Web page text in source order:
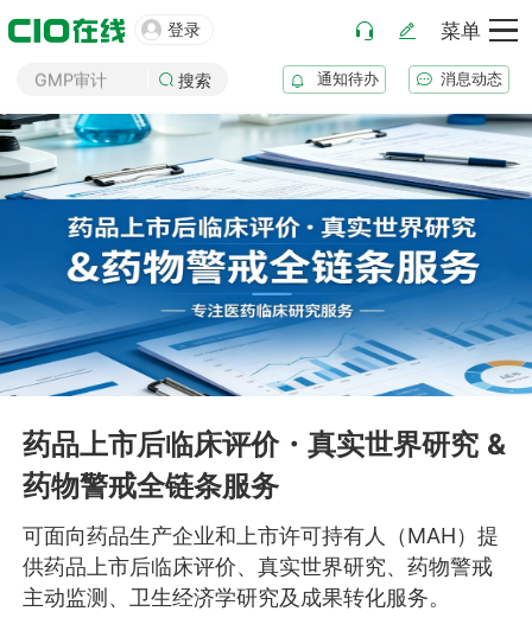
 登录 菜单
GMP审计
GSP审计
药品生产B证
化妆品注册
医疗器械注册
药品注册
药品上市后变更
搜索 通知待办 消息动态
药品上市后临床评价・真实世界研究 &
药物警戒全链条服务
可面向药品生产企业和上市许可持有人（MAH）提
供药品上市后临床评价、真实世界研究、药物警戒
主动监测、卫生经济学研究及成果转化服务。